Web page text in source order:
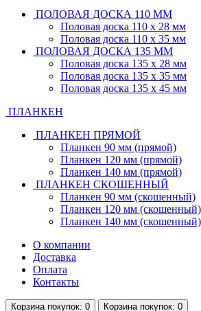
ПОЛОВАЯ ДОСКА 110 ММ
Половая доска 110 х 28 мм
Половая доска 110 х 35 мм
ПОЛОВАЯ ДОСКА 135 ММ
Половая доска 135 х 28 мм
Половая доска 135 х 35 мм
Половая доска 135 х 45 мм
ПЛАНКЕН
ПЛАНКЕН ПРЯМОЙ
Планкен 90 мм (прямой)
Планкен 120 мм (прямой)
Планкен 140 мм (прямой)
ПЛАНКЕН СКОШЕННЫЙ
Планкен 90 мм (скошенный)
Планкен 120 мм (скошенный)
Планкен 140 мм (скошенный)
О компании
Доставка
Оплата
Контакты
Корзинапокупок: 0 Корзинапокупок: 0